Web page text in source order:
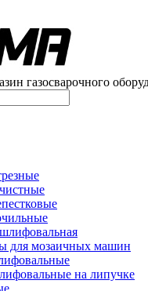
газосварочного
для мозаичных машин
на липучке